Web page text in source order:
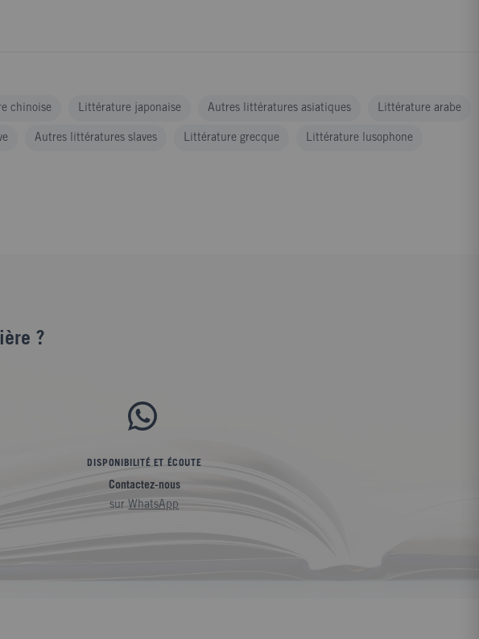
chinoise Littérature japonaise Autres littératures asiatiques Littérature arabe
Autres littératures slaves Littérature grecque Littérature lusophone
?
DISPONIBILITÉ ET ÉCOUTE
Contactez-nous
sur WhatsApp